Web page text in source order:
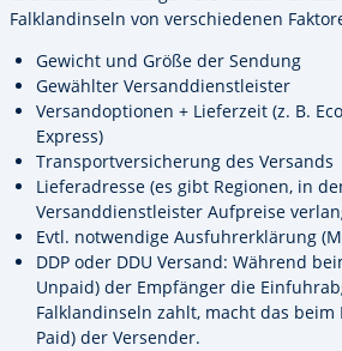
Falklandinseln von verschiedenen
Gewicht und Größe der Sendung
Gewählter Versanddienstleister
Versandoptionen + Lieferzeit (z. B.
Express)
Transportversicherung des Versands
Lieferadresse (es gibt Regionen, in
Versanddienstleister Aufpreise
Evtl. notwendige Ausfuhrerklärung
DDP oder DDU Versand: Während
Unpaid) der Empfänger die
Falklandinseln zahlt, macht das beim
Paid) der Versender.